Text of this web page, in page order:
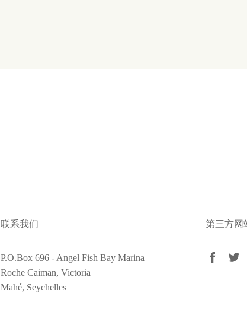
联系我们
P.O.Box 696 - Angel Fish Bay Marina
Roche Caiman, Victoria
Mahé, Seychelles
第三方网